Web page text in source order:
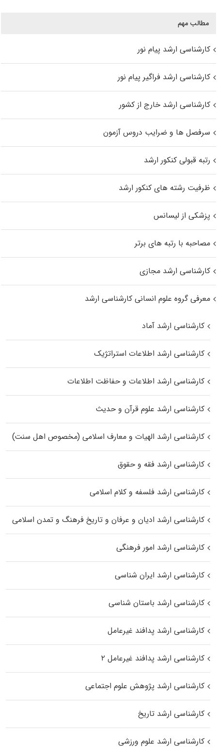
مطالب مهم
کارشناسی ارشد پیام نور
کارشناسی ارشد فراگیر پیام نور
کارشناسی ارشد خارج از کشور
سرفصل ها و ضرایب دروس آزمون
رتبه قبولی کنکور ارشد
ظرفیت رشته های کنکور ارشد
پزشکی از لیسانس
مصاحبه با رتبه های برتر
کارشناسی ارشد مجازی
معرفی گروه علوم انسانی کارشناسی ارشد
کارشناسی ارشد آماد
کارشناسی ارشد اطلاعات استراتژیک
کارشناسی ارشد اطلاعات و حفاظت اطلاعات
کارشناسی ارشد علوم قرآن و حدیث
کارشناسی ارشد الهیات و معارف اسلامی (مخصوص اهل سنت)
کارشناسی ارشد فقه و حقوق
کارشناسی ارشد فلسفه و کلام اسلامی
کارشناسی ارشد ادیان و عرفان و تاریخ فرهنگ و تمدن اسلامی
کارشناسی ارشد امور فرهنگی
کارشناسی ارشد ایران شناسی
کارشناسی ارشد باستان شناسی
کارشناسی ارشد پدافند غیرعامل
کارشناسی ارشد پدافند غیرعامل ۲
کارشناسی ارشد پژوهش علوم اجتماعی
کارشناسی ارشد تاریخ
کارشناسی ارشد علوم ورزشی